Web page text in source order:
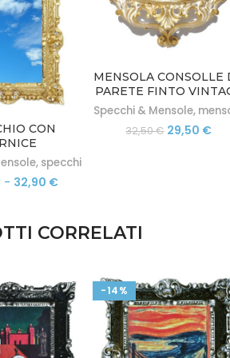
CON
IN
FINTO
CM 45X37
, specchi
- 32,90 €Fascia
da
31,90 €
MENSOLA CONSOLLE
PARETE FINTO
IN STILE BAROCCO
VENEZIANO
Specchi & Mensole,
32,50€ Il
29,50 €Il
CORRELATI
-14%